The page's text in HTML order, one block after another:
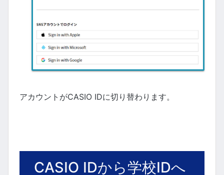
アカウントがCASIO IDに切り替わります。
CASIO IDから学校IDへ